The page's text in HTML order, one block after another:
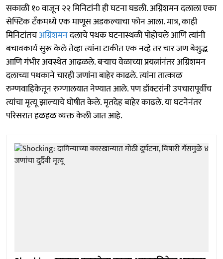
सकाळी १० वाजून २२ मिनिटांनी ही घटना घडली. अग्निशमन दलाला एका
सेफ्टिक टँकमध्ये एक माणूस अडकल्याचा फोन आला. मात्र, काही
मिनिटांतचअग्निशमनदलाचे पथक घटनास्थळी पोहोचले आणि त्यांनी
बचावकार्य सुरू केले तेव्हा त्यांना टाकीत एक नव्हे तर चार जण बेशुद्ध
आणि गंभीर अवस्थेत आढळले. बऱ्याच वेळाच्या प्रयत्नांनंतर अग्निशमन
दलाच्या पथकाने चारही जणांना बाहेर काढले. त्यांना तात्काळ
रुग्णवाहिकेतून रुग्णालयात नेण्यात आले. पण डॉक्टरांनी उपचारापूर्वीच
त्यांचा मृत्यू झाल्याचे घोषीत केले. मृतदेह बाहेर काढले. या घटनेनंतर
परिसरात हळहळ व्यक्त केली जात आहे.